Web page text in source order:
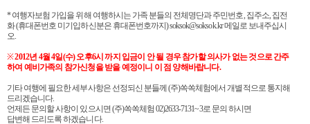
* 여행자보험 가입을 위해 여행하시는 가족 분들의 전체명단과 주민번호, 집주소, 집전
화 (휴대폰번호 미기입하신분은 휴대폰번호까지) soksok@soksok.kr 메일로 보내주십시
오.
※2012년 4월 4일(수) 오후6시 까지 입금이 안 될 경우 참가할 의사가 없는 것으로 간주
하여 예비가족의 참가신청을 받을 예정이니 이 점 양해바랍니다.
기타 여행에 필요한 세부사항은 선정되신 분들께 (주)쏙쏙체험에서 개별적으로 통지해
드리겠습니다.
언제든 문의할 사항이 있으시면 (주)쏙쏙체험 02)2633-7131~3로 문의 하시면
답변해 드리도록 하겠습니다.